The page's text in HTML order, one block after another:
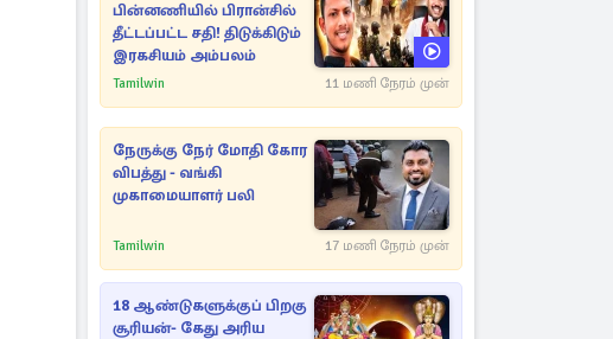
பின்னணியில் பிரான்சில்
தீட்டப்பட்ட சதி! திடுக்கிடும்
இரகசியம் அம்பலம்
Tamilwin 11 மணி நேரம் முன்
நேருக்கு நேர் மோதி கோர
விபத்து - வங்கி
முகாமையாளர் பலி
Tamilwin 17 மணி நேரம் முன்
18 ஆண்டுகளுக்குப் பிறகு
சூரியன்- கேது அரிய